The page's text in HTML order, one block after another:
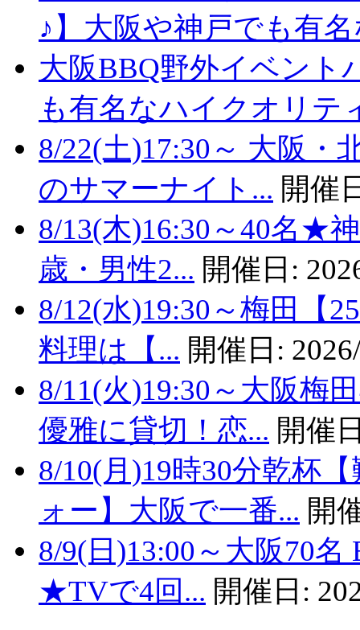
♪】大阪や神戸でも有
大阪BBQ野外イベント
も有名なハイクオリテ
8/22(土)17:30～ 大阪
のサマーナイト... 開催
8/13(木)16:30～40名★
歳・男性2... 開催日:
8/12(水)19:30～梅田【
料理は【... 開催日:
8/11(火)19:30～大阪梅
優雅に貸切！恋... 開催
8/10(月)19時30分乾杯
ォー】大阪で一番... 開
8/9(日)13:00～大阪70
★TVで4回... 開催日: